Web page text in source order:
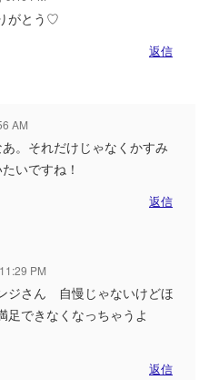
がとう♡
返信
AM
。それだけじゃなくかすみ
いですね！
返信
PM
ジさん 自慢じゃないけどほ
足できなくなっちゃうよ
返信